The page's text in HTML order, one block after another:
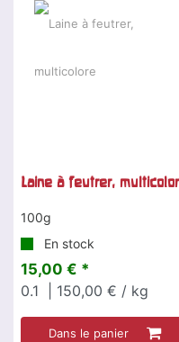
Laine à feutrer,
100g
En stock
15,00 € *
0.1
| 150,00 € / kg
Dans le panier